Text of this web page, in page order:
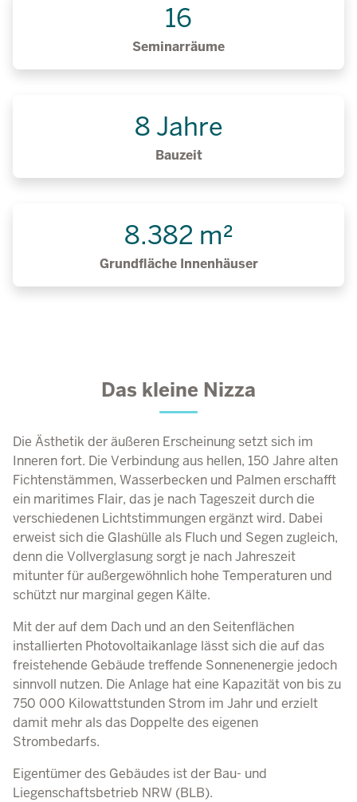
16
Seminarräume
8 Jahre
Bauzeit
8.382 m²
Grundfläche Innenhäuser
Das kleine Nizza
Die Ästhetik der äußeren Erscheinung setzt sich im
Inneren fort. Die Verbindung aus hellen, 150 Jahre alten
Fichtenstämmen, Wasserbecken und Palmen erschafft
ein maritimes Flair, das je nach Tageszeit durch die
verschiedenen Lichtstimmungen ergänzt wird. Dabei
erweist sich die Glashülle als Fluch und Segen zugleich,
denn die Vollverglasung sorgt je nach Jahreszeit
mitunter für außergewöhnlich hohe Temperaturen und
schützt nur marginal gegen Kälte.
Mit der auf dem Dach und an den Seitenflächen
installierten Photovoltaikanlage lässt sich die auf das
freistehende Gebäude treffende Sonnenenergie jedoch
sinnvoll nutzen. Die Anlage hat eine Kapazität von bis zu
750 000 Kilowattstunden Strom im Jahr und erzielt
damit mehr als das Doppelte des eigenen
Strombedarfs.
Eigentümer des Gebäudes ist der Bau- und
Liegenschaftsbetrieb NRW (BLB).